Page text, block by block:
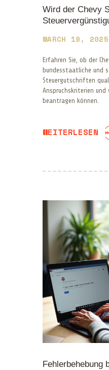
Wird der Chevy
MARCH 19, 2025
Erfahren Sie, ob der
bundesstaatliche und
Steuergutschriften
Anspruchskriterien und
beantragen können.
WEITERLESEN
Fehlerbehebung